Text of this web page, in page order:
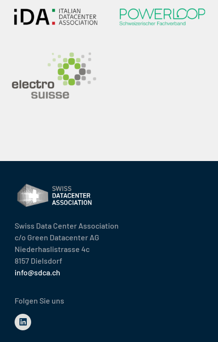
Swiss Data Center Association
c/o Green Datacenter AG
Niederhaslistrasse 4c
8157 Dielsdorf
info@sdca.ch
Folgen Sie uns